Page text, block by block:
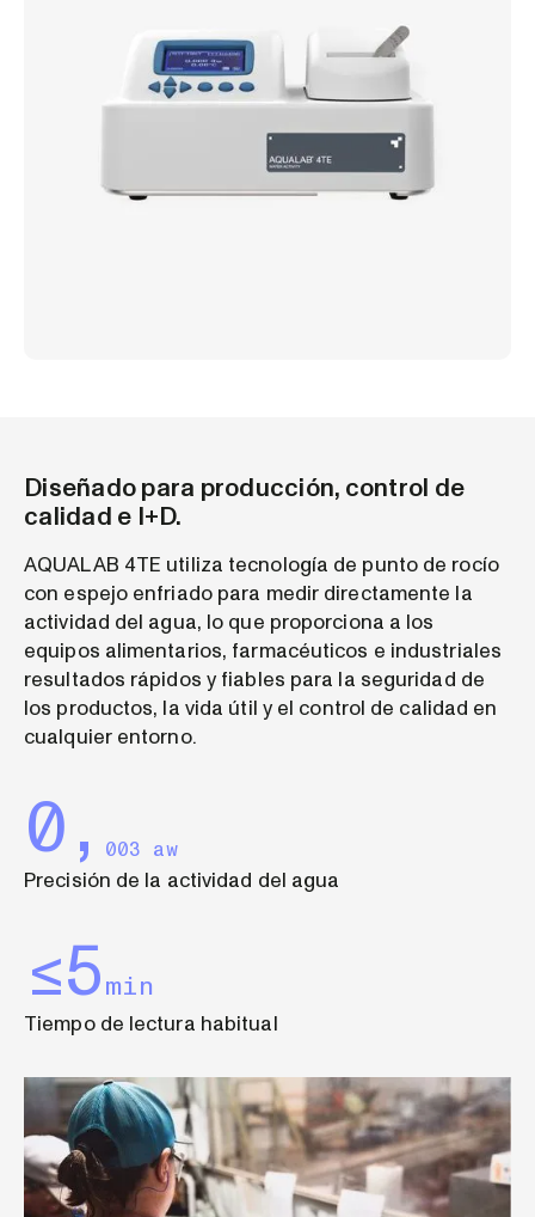
Diseñado para producción, control de
calidad e I+D.
AQUALAB 4TE utiliza tecnología de punto de rocío
con espejo enfriado para medir directamente la
actividad del agua, lo que proporciona a los
equipos alimentarios, farmacéuticos e industriales
resultados rápidos y fiables para la seguridad de
los productos, la vida útil y el control de calidad en
cualquier entorno.
0,
003 aw
Precisión de la actividad del agua
≤5min
Tiempo de lectura habitual